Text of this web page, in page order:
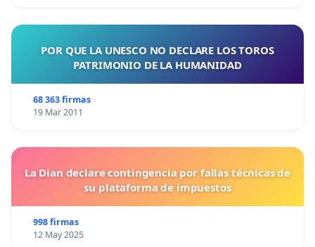
POR QUE LA UNESCO NO DECLARE LOS TOROS
PATRIMONIO DE LA HUMANIDAD
68 363 firmas
19 Mar 2011
La Dian declare contingencia por fallas técnicas de
su plataforma de impuestos
998 firmas
12 May 2025